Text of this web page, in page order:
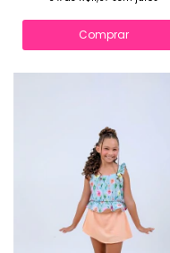
Comprar